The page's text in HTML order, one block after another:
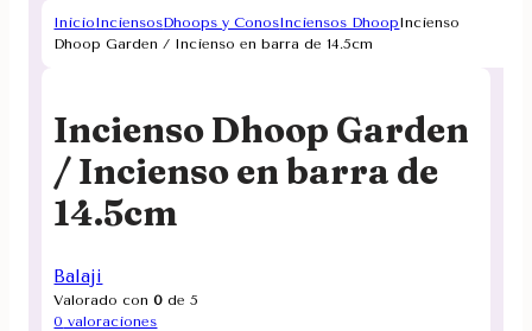
InicioInciensosDhoops y ConosInciensos DhoopIncienso
Dhoop Garden / Incienso en barra de 14.5cm
Incienso Dhoop Garden
/ Incienso en barra de
14.5cm
Balaji
Valorado con0 de 5
0 valoraciones